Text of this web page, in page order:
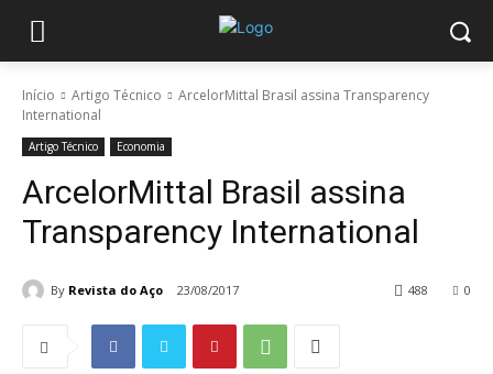
Início Artigo Técnico
ArcelorMittal Brasil assina Transparency
International
Artigo Técnico Economia
ArcelorMittal Brasil assina
Transparency International
By Revista do Aço 23/08/2017 0
488